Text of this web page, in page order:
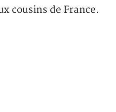
cousins de France.